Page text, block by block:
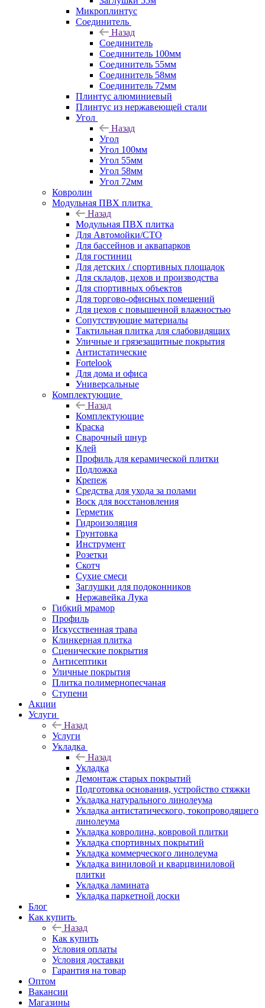
Микроплинтус
Соединитель
Назад
Соединитель
Соединитель 100мм
Соединитель 55мм
Соединитель 58мм
Соединитель 72мм
Плинтус алюминиевый
Плинтус из нержавеющей стали
Угол
Назад
Угол
Угол 100мм
Угол 55мм
Угол 58мм
Угол 72мм
Ковролин
Модульная ПВХ плитка
Назад
Модульная ПВХ плитка
Для Автомойки/СТО
Для бассейнов и аквапарков
Для гостиниц
Для детских / спортивных площадок
Для складов, цехов и производства
Для спортивных объектов
Для торгово-офисных помещений
Для цехов с повышенной влажностью
Сопутствующие материалы
Тактильная плитка для слабовидящих
Уличные и грязезащитные покрытия
Антистатические
Fortelook
Для дома и офиса
Универсальные
Комплектующие
Назад
Комплектующие
Краска
Сварочный шнур
Клей
Профиль для керамической плитки
Подложка
Крепеж
Средства для ухода за полами
Воск для восстановления
Герметик
Гидроизоляция
Грунтовка
Инструмент
Розетки
Скотч
Сухие смеси
Заглушки для подоконников
Нержавейка Лука
Гибкий мрамор
Профиль
Искусственная трава
Клинкерная плитка
Сценические покрытия
Антисептики
Уличные покрытия
Плитка полимернопесчаная
Ступени
Акции
Услуги
Назад
Услуги
Укладка
Назад
Укладка
Демонтаж старых покрытий
Подготовка основания, устройство стяжки
Укладка натурального линолеума
Укладка антистатического, токопроводящего
линолеума
Укладка ковролина, ковровой плитки
Укладка спортивных покрытий
Укладка коммерческого линолеума
Укладка виниловой и кварцвиниловой
плитки
Укладка ламината
Укладка паркетной доски
Блог
Как купить
Назад
Как купить
Условия оплаты
Условия доставки
Гарантия на товар
Оптом
Вакансии
Магазины